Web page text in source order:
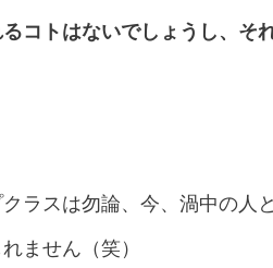
コトはないでしょうし、そ
ラスは勿論、今、渦中の人
ません（笑）